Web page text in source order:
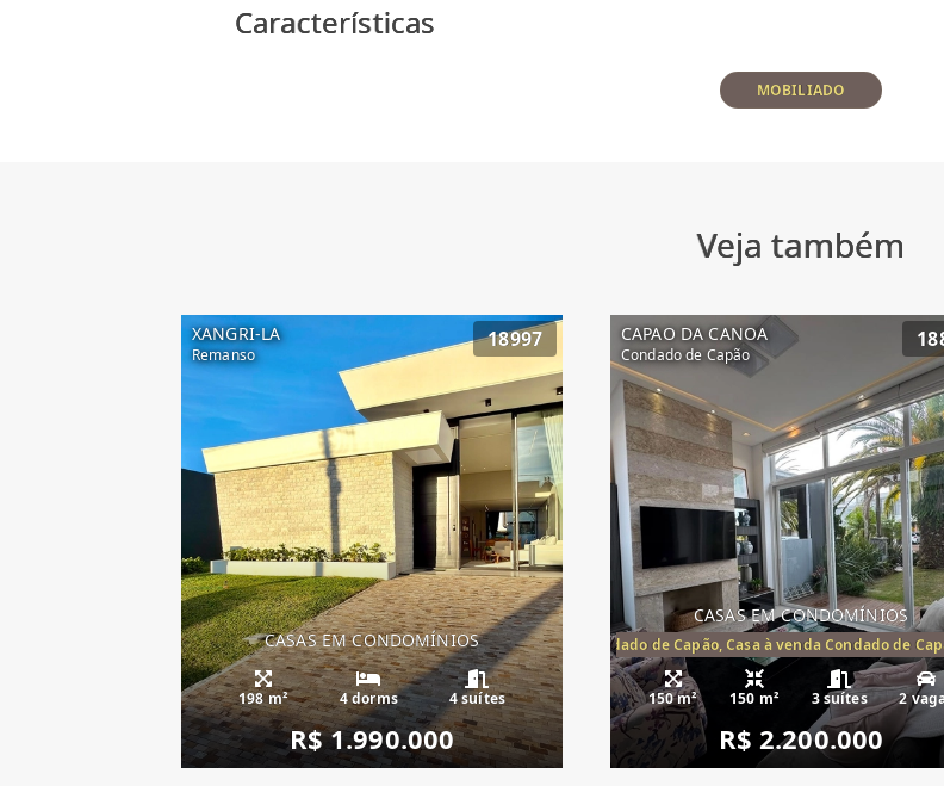
Características
MOBILIADO
Veja também
XANGRI-LA
Remanso
18997
CASAS EM CONDOMÍNIOS
198 m² 4 dorms 4 suítes
R$ 1.990.000
CAPAO DA CANOA
Condado de Capão
CASAS EM CONDOMÍNIOS
Casa Condado de Capão, Condado de Capão, Casa à venda Condado de
150 m² 150 m² 3 suítes 2
R$ 2.200.000